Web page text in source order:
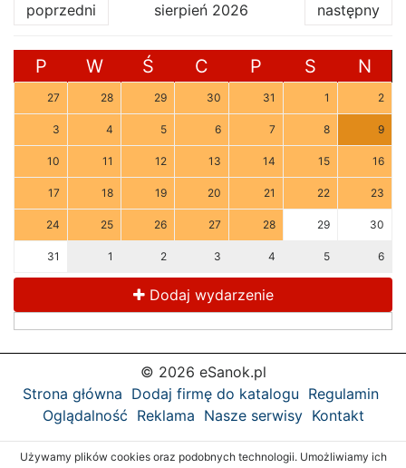
poprzedni sierpień 2026 następny
P W Ś C P S N
27 28 29 30 31 1 2
3 4 5 6 7 8 9
10 11 12 13 14 15 16
17 18 19 20 21 22 23
24 25 26 27 28 29 30
31 1 2 3 4 5 6
Dodaj wydarzenie
© 2026 eSanok.pl
Strona główna Dodaj firmę do katalogu Regulamin
Oglądalność Reklama Nasze serwisy Kontakt
Używamy plików cookies oraz podobnych technologii. Umożliwiamy ich